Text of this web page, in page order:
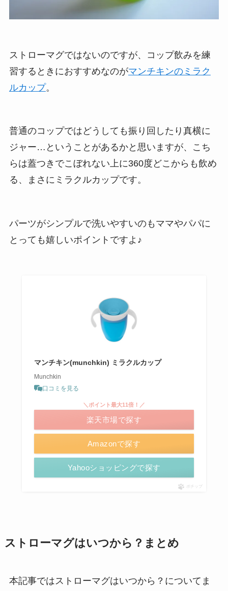
ストローマグではないのですが、コップ飲みを練
習するときにおすすめなのがマンチキンのミラク
ルカップ。
普通のコップではどうしても振り回したり真横に
ジャー…ということがあるかと思いますが、こち
らは蓋つきでこぼれない上に360度どこからも飲め
る、まさにミラクルカップです。
パーツがシンプルで洗いやすいのもママやパパに
とっても嬉しいポイントですよ♪
マンチキン(munchkin) ミラクルカップ
Munchkin
口コミを見る
Amazonで探す
＼ポイント最大11倍！／
楽天市場で探す
Yahooショッピングで探す
ポチップ
ストローマグはいつから？まとめ
本記事ではストローマグはいつから？についてま